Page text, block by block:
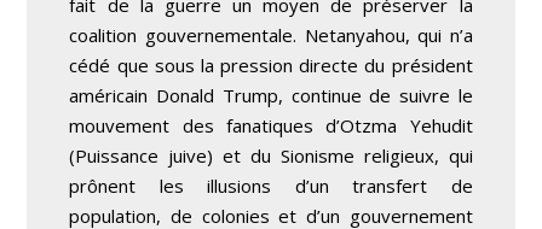
coalition gouvernementale. Netanyahou, qui n’a
cédé que sous la pression directe du président
américain Donald Trump, continue de suivre le
mouvement des fanatiques d’Otzma Yehudit
(Puissance juive) et du Sionisme religieux, qui
prônent les illusions d’un transfert de
population, de colonies et d’un gouvernement